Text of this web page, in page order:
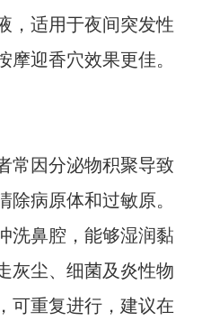
，适用于夜间突发性
迎香穴效果更佳。
常因分泌物积聚导致
病原体和过敏原。
洗鼻腔，能够湿润黏
灰尘、细菌及炎性物
可重复进行，建议在